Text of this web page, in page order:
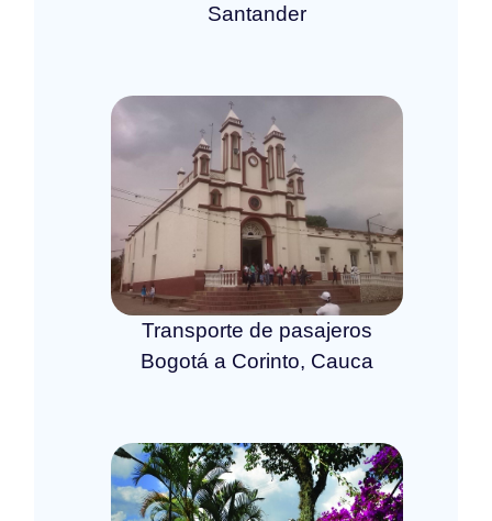
Santander
Transporte de pasajeros
Bogotá a Corinto, Cauca